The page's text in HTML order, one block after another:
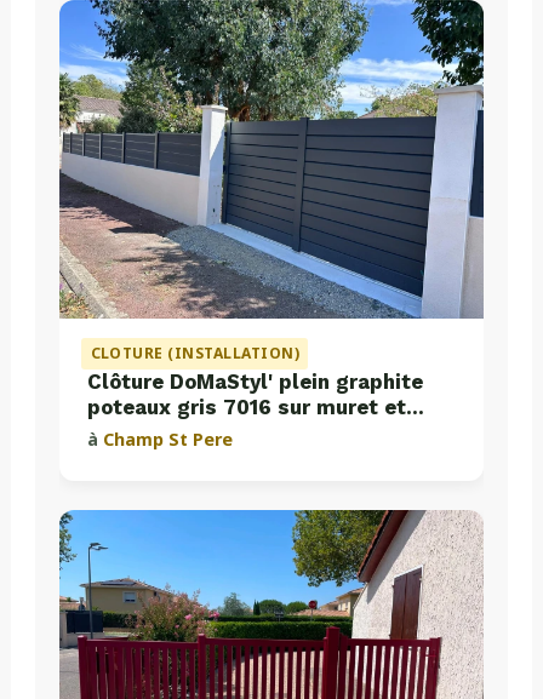
CLOTURE (INSTALLATION)
Clôture DoMaStyl' plein graphite
poteaux gris 7016 sur muret et
portail coulissant Classic Strong
à Champ St Pere